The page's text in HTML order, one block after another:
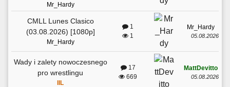
Mr_Hardy
CMLL Lunes Clasico
(03.08.2026) [1080p]
Mr_Hardy
1
1
Mr_Hardy
05.08.2026
Wady i zalety nowoczesnego
pro wrestlingu
IIL
17
669
MattDevitto
05.08.2026